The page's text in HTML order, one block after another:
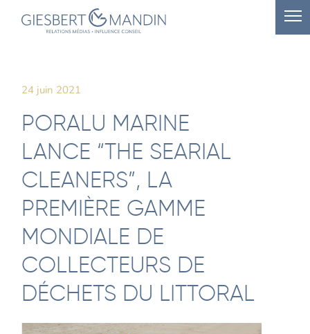
24 juin 2021
PORALU MARINE
LANCE “THE SEARIAL
CLEANERS”, LA
PREMIÈRE GAMME
MONDIALE DE
COLLECTEURS DE
DÉCHETS DU LITTORAL